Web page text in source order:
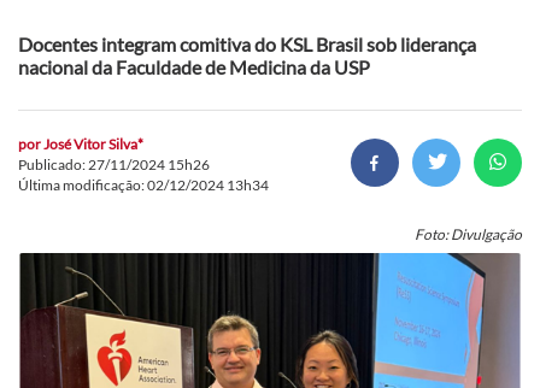
Docentes integram comitiva do KSL Brasil sob liderança
nacional da Faculdade de Medicina da USP
porJosé Vitor Silva*
Publicado: 27/11/2024 15h26
Última modificação: 02/12/2024 13h34
Foto: Divulgação